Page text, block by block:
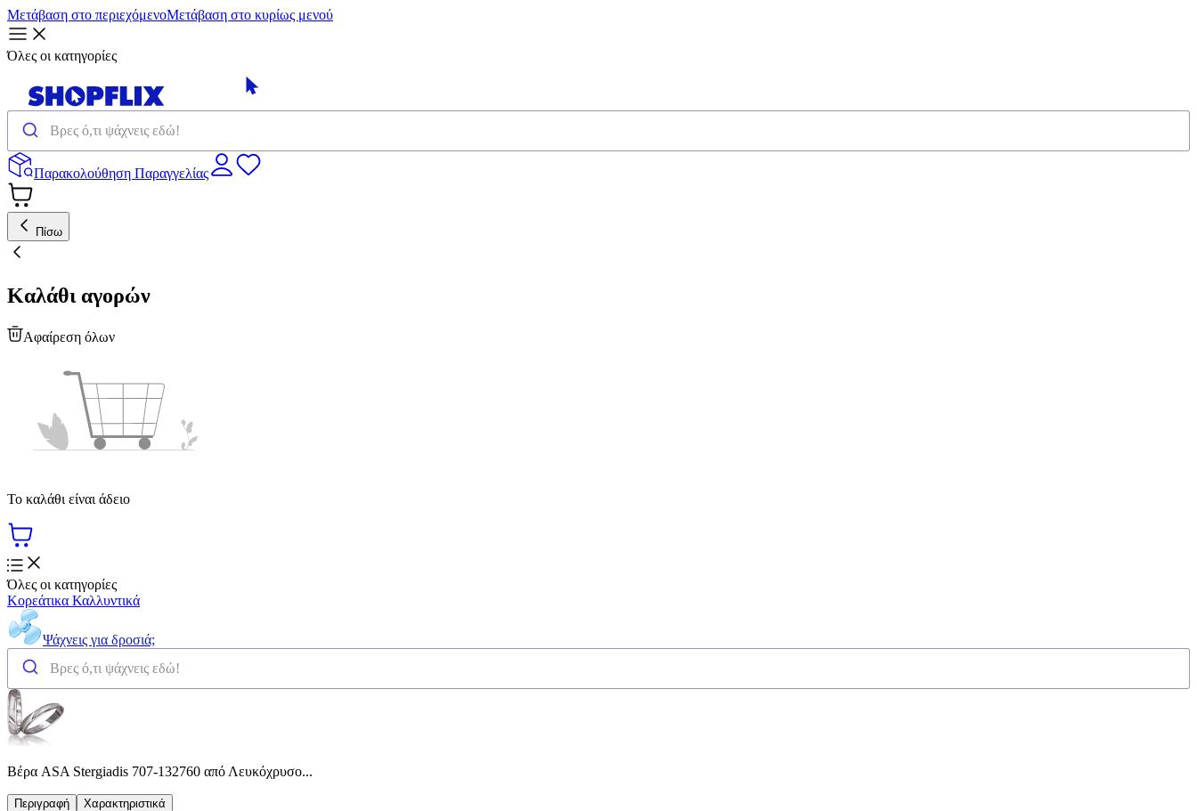
Μετάβαση στο περιεχόμενοΜετάβαση στο κυρίως μενού
Όλες οι κατηγορίες
Παρακολούθηση Παραγγελίας
Πίσω
Καλάθι αγορών
Αφαίρεση όλων
Το καλάθι είναι άδειο
Όλες οι κατηγορίες
Κορεάτικα Καλλυντικά
Ψάχνεις για δροσιά;
Βέρα ASA Stergiadis 707-132760 από Λευκόχρυσο...
Περιγραφή Χαρακτηριστικά